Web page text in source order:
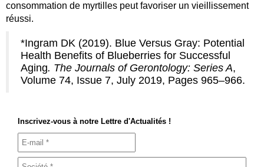
consommation de myrtilles peut favoriser un vieillissement
réussi.
*Ingram DK (2019). Blue Versus Gray: Potential
Health Benefits of Blueberries for Successful
Aging. The Journals of Gerontology: Series A,
Volume 74, Issue 7, July 2019, Pages 965–966.
Inscrivez-vous à notre Lettre d'Actualités !